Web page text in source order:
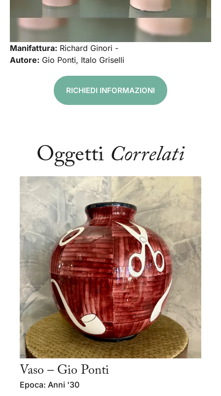
Manifattura: Richard Ginori -
Autore: Gio Ponti, Italo Griselli
RICHIEDI INFORMAZIONI
Oggetti Correlati
Vaso – Gio Ponti
Epoca: Anni '30